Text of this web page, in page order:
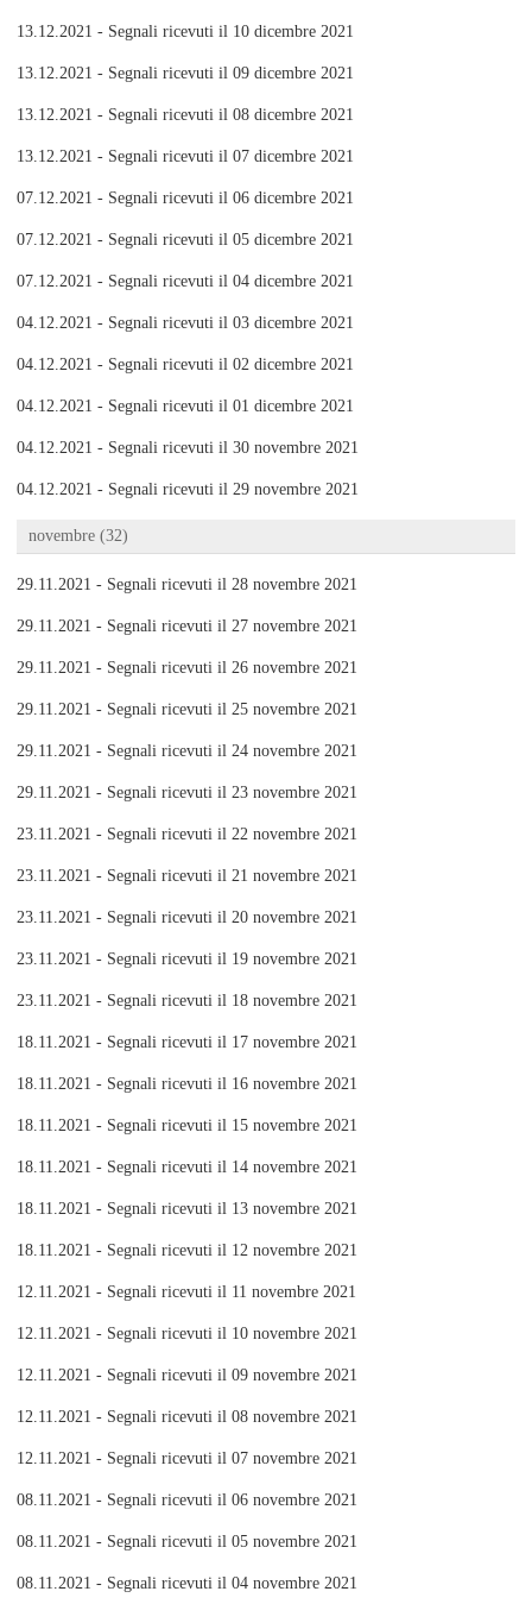
13.12.2021 - Segnali ricevuti il 10 dicembre 2021
13.12.2021 - Segnali ricevuti il 09 dicembre 2021
13.12.2021 - Segnali ricevuti il 08 dicembre 2021
13.12.2021 - Segnali ricevuti il 07 dicembre 2021
07.12.2021 - Segnali ricevuti il 06 dicembre 2021
07.12.2021 - Segnali ricevuti il 05 dicembre 2021
07.12.2021 - Segnali ricevuti il 04 dicembre 2021
04.12.2021 - Segnali ricevuti il 03 dicembre 2021
04.12.2021 - Segnali ricevuti il 02 dicembre 2021
04.12.2021 - Segnali ricevuti il 01 dicembre 2021
04.12.2021 - Segnali ricevuti il 30 novembre 2021
04.12.2021 - Segnali ricevuti il 29 novembre 2021
novembre (32)
29.11.2021 - Segnali ricevuti il 28 novembre 2021
29.11.2021 - Segnali ricevuti il 27 novembre 2021
29.11.2021 - Segnali ricevuti il 26 novembre 2021
29.11.2021 - Segnali ricevuti il 25 novembre 2021
29.11.2021 - Segnali ricevuti il 24 novembre 2021
29.11.2021 - Segnali ricevuti il 23 novembre 2021
23.11.2021 - Segnali ricevuti il 22 novembre 2021
23.11.2021 - Segnali ricevuti il 21 novembre 2021
23.11.2021 - Segnali ricevuti il 20 novembre 2021
23.11.2021 - Segnali ricevuti il 19 novembre 2021
23.11.2021 - Segnali ricevuti il 18 novembre 2021
18.11.2021 - Segnali ricevuti il 17 novembre 2021
18.11.2021 - Segnali ricevuti il 16 novembre 2021
18.11.2021 - Segnali ricevuti il 15 novembre 2021
18.11.2021 - Segnali ricevuti il 14 novembre 2021
18.11.2021 - Segnali ricevuti il 13 novembre 2021
18.11.2021 - Segnali ricevuti il 12 novembre 2021
12.11.2021 - Segnali ricevuti il 11 novembre 2021
12.11.2021 - Segnali ricevuti il 10 novembre 2021
12.11.2021 - Segnali ricevuti il 09 novembre 2021
12.11.2021 - Segnali ricevuti il 08 novembre 2021
12.11.2021 - Segnali ricevuti il 07 novembre 2021
08.11.2021 - Segnali ricevuti il 06 novembre 2021
08.11.2021 - Segnali ricevuti il 05 novembre 2021
08.11.2021 - Segnali ricevuti il 04 novembre 2021